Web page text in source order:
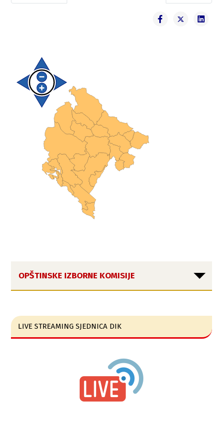
OPŠTINSKE IZBORNE KOMISIJE
LIVE STREAMING SJEDNICA DIK